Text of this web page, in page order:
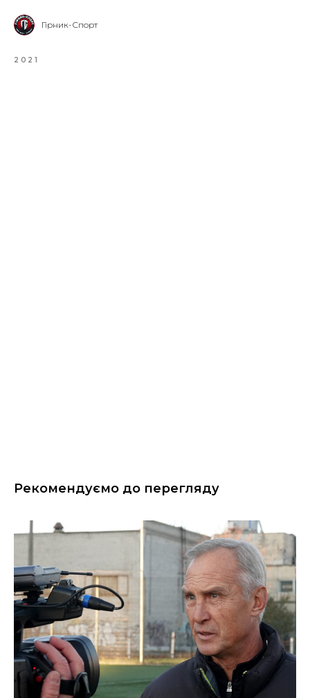
Гірник-Спорт
2021
Рекомендуємо до перегляду